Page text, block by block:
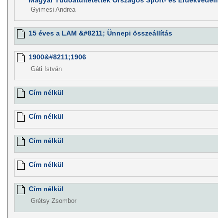
Gyimesi Andrea
15 éves a LAM &#8211; Ünnepi összeállítás
1900&#8211;1906
Gáti István
Cím nélkül
Cím nélkül
Cím nélkül
Cím nélkül
Cím nélkül
Grétsy Zsombor